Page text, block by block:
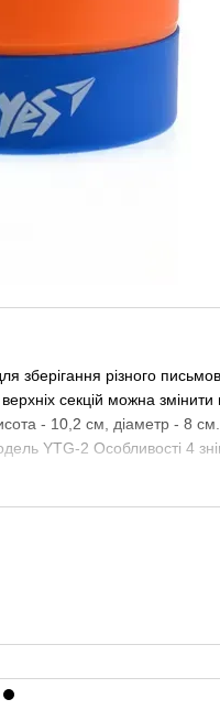
зберігання різного
секцій можна
- 10,2 см, діаметр - 8 см.
YTG-2 Особливості 4